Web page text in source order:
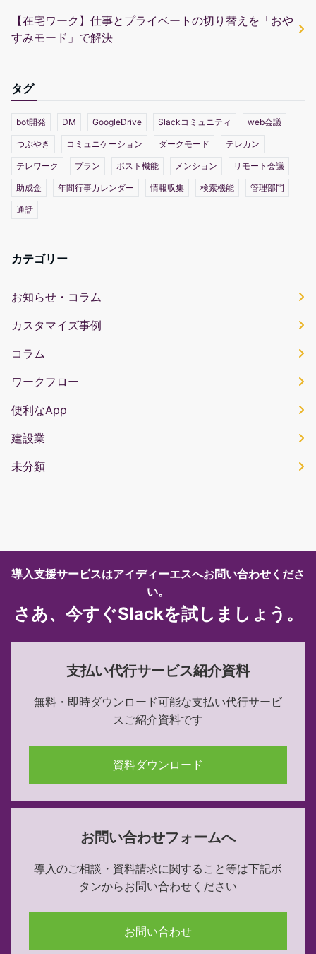
【在宅ワーク】仕事とプライベートの切り替えを「おや
すみモード」で解決
タグ
bot開発 DM GoogleDrive Slackコミュニティ web会議
つぶやき コミュニケーション ダークモード テレカン
テレワーク プラン ポスト機能 メンション リモート会議
助成金 年間行事カレンダー 情報収集 検索機能 管理部門
通話
カテゴリー
お知らせ・コラム
カスタマイズ事例
コラム
ワークフロー
便利なApp
建設業
未分類
導入支援サービスはアイディーエスへお問い合わせくださ
い。
さあ、今すぐSlackを試しましょう。
支払い代行サービス紹介資料
無料・即時ダウンロード可能な支払い代行サービ
スご紹介資料です
資料ダウンロード
お問い合わせフォームへ
導入のご相談・資料請求に関すること等は下記ボ
タンからお問い合わせください
お問い合わせ